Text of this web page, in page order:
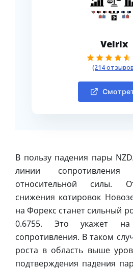
Velrix
(214
В пользу падения пары
линии
относительной силы.
снижения котировок
на Форекс станет сильный
0.6755. Это укажет
сопротивления. В таком
роста в область выше
подтверждения падения